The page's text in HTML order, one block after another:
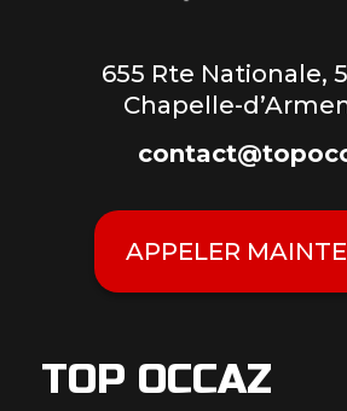
655 Rte Nationale,
Chapelle-
APPELER
TOP OCCAZ